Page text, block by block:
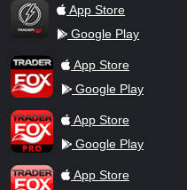
TraderFox Flash
App Store
Google Play
TraderFox AppApp Store
Google Play
TraderFox ProApp Store
Google Play
TraderFox dpa-AFX ProFeed
App Store